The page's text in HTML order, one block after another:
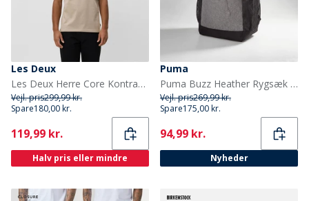
Les Deux
Les Deux Herre Core Kontrast T-shirt Dark Sand
Vejl. pris299,99 kr.
Spare180,00 kr.
Current
119,99 kr.
Halv pris eller mindre
Puma
Puma Buzz Heather Rygsæk Medium Grey Heather
Vejl. pris269,99 kr.
Spare175,00 kr.
Current
94,99 kr.
Nyheder